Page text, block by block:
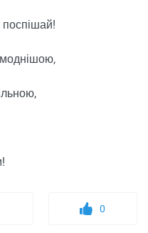
поспішай!
0